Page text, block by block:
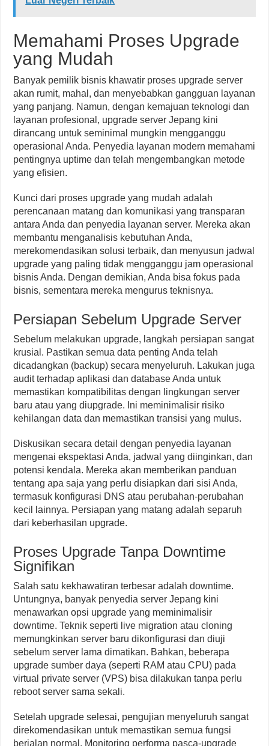
Memahami Proses Upgrade
yang Mudah
Banyak pemilik bisnis khawatir proses upgrade server
akan rumit, mahal, dan menyebabkan gangguan layanan
yang panjang. Namun, dengan kemajuan teknologi dan
layanan profesional, upgrade server Jepang kini
dirancang untuk seminimal mungkin mengganggu
operasional Anda. Penyedia layanan modern memahami
pentingnya uptime dan telah mengembangkan metode
yang efisien.
Kunci dari proses upgrade yang mudah adalah
perencanaan matang dan komunikasi yang transparan
antara Anda dan penyedia layanan server. Mereka akan
membantu menganalisis kebutuhan Anda,
merekomendasikan solusi terbaik, dan menyusun jadwal
upgrade yang paling tidak mengganggu jam operasional
bisnis Anda. Dengan demikian, Anda bisa fokus pada
bisnis, sementara mereka mengurus teknisnya.
Persiapan Sebelum Upgrade Server
Sebelum melakukan upgrade, langkah persiapan sangat
krusial. Pastikan semua data penting Anda telah
dicadangkan (backup) secara menyeluruh. Lakukan juga
audit terhadap aplikasi dan database Anda untuk
memastikan kompatibilitas dengan lingkungan server
baru atau yang diupgrade. Ini meminimalisir risiko
kehilangan data dan memastikan transisi yang mulus.
Diskusikan secara detail dengan penyedia layanan
mengenai ekspektasi Anda, jadwal yang diinginkan, dan
potensi kendala. Mereka akan memberikan panduan
tentang apa saja yang perlu disiapkan dari sisi Anda,
termasuk konfigurasi DNS atau perubahan-perubahan
kecil lainnya. Persiapan yang matang adalah separuh
dari keberhasilan upgrade.
Proses Upgrade Tanpa Downtime
Signifikan
Salah satu kekhawatiran terbesar adalah downtime.
Untungnya, banyak penyedia server Jepang kini
menawarkan opsi upgrade yang meminimalisir
downtime. Teknik seperti live migration atau cloning
memungkinkan server baru dikonfigurasi dan diuji
sebelum server lama dimatikan. Bahkan, beberapa
upgrade sumber daya (seperti RAM atau CPU) pada
virtual private server (VPS) bisa dilakukan tanpa perlu
reboot server sama sekali.
Setelah upgrade selesai, pengujian menyeluruh sangat
direkomendasikan untuk memastikan semua fungsi
berjalan normal. Monitoring performa pasca-upgrade